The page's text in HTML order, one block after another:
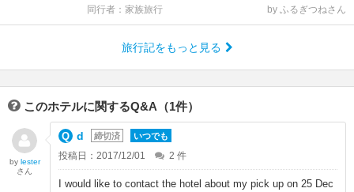
同行者：家族旅行
by ふるぎつねさん
旅行記をもっと見る
このホテルに関するQ&A（1件）
d 締切済 いつでも
投稿日：2017/12/01 2 件
I would like to contact the hotel about my pick up on 25 Dec
by lester
さん